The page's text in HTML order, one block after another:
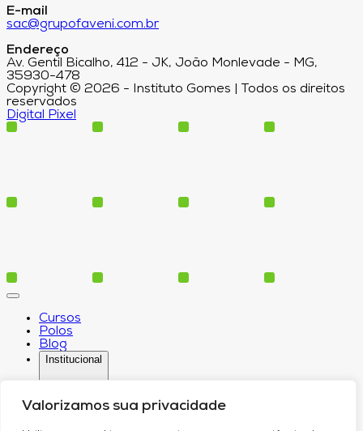
Valorizamos sua privacidade
E-mail
sac@grupofaveni.com.br
Endereço
Av. Gentil Bicalho, 412 - JK, João Monlevade - MG,
35930-478
Copyright © 2026 - Instituto Gomes | Todos os direitos
reservados
Digital Pixel
Cursos
Polos
Blog
Institucional